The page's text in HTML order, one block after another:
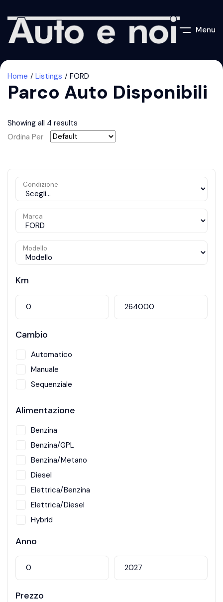
Menu
Home Listings FORD
Parco Auto Disponibili
Showing all 4 results
Ordina Per
Condizione
Marca
Modello
Km
Cambio
Automatico
Manuale
Sequenziale
Alimentazione
Benzina
Benzina/GPL
Benzina/Metano
Diesel
Elettrica/Benzina
Elettrica/Diesel
Hybrid
Anno
Prezzo